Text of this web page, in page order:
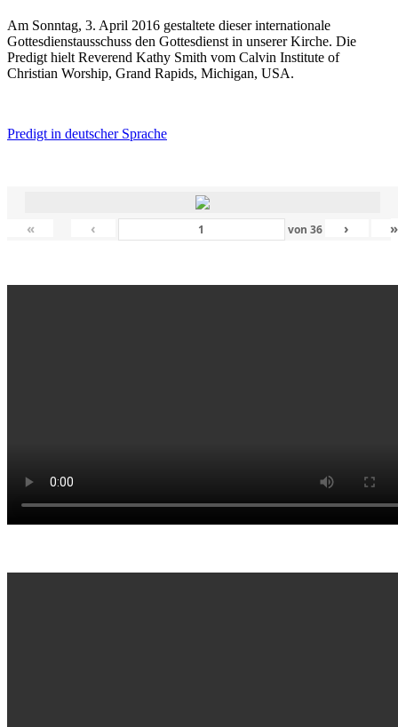
Am Sonntag, 3. April 2016 gestaltete dieser internationale
Gottesdienstausschuss den Gottesdienst in unserer Kirche. Die
Predigt hielt Reverend Kathy Smith vom Calvin Institute of
Christian Worship, Grand Rapids, Michigan, USA.
Predigt in deutscher Sprache
« ‹ von 36 › »